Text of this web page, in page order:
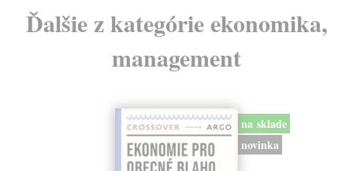
Ďalšie z kategórie ekonomika,
management
na sklade
novinka